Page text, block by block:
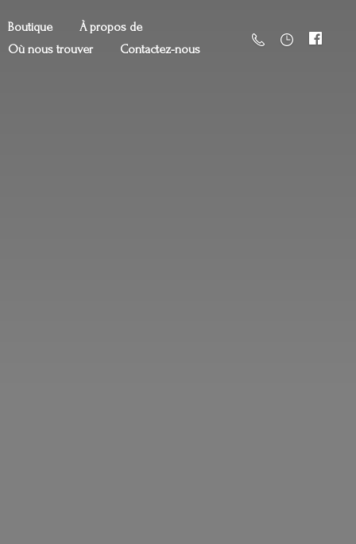
Boutique
À propos de
Où nous trouver
Contactez-nous